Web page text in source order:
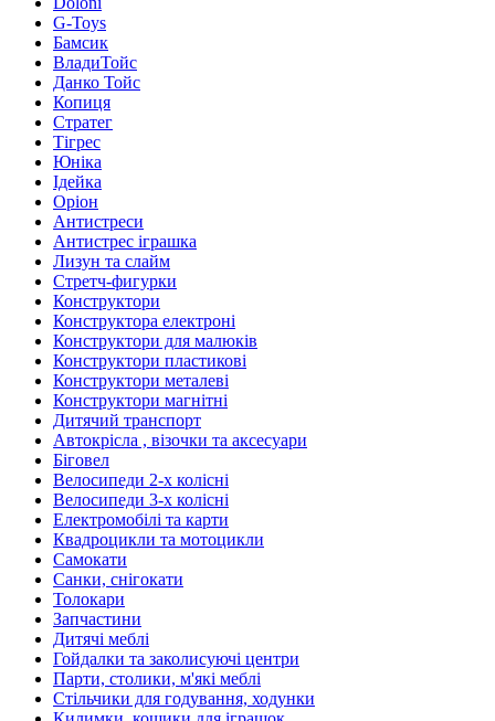
G-Toys
Бамсик
ВладиТойс
Данко Тойс
Копиця
Стратег
Тігрес
Юніка
Ідейка
Оріон
Антистреси
Антистрес іграшка
Лизун та слайм
Стретч-фигурки
Конструктори
Конструктора електроні
Конструктори для малюків
Конструктори пластикові
Конструктори металеві
Конструктори магнітні
Дитячий транспорт
Автокрісла , візочки та аксесуари
Біговел
Велосипеди 2-х колісні
Велосипеди 3-х колісні
Електромобілі та карти
Квадроцикли та мотоцикли
Самокати
Санки, снігокати
Толокари
Запчастини
Дитячі меблі
Гойдалки та заколисуючі центри
Парти, столики, м'які меблі
Стільчики для годування, ходунки